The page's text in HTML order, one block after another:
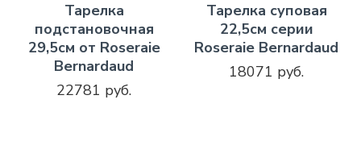
Тарелка
подстановочная
29,5см от Roseraie
Bernardaud
22781 руб.
Тарелка суповая
22,5см серии
Roseraie Bernardaud
18071 руб.